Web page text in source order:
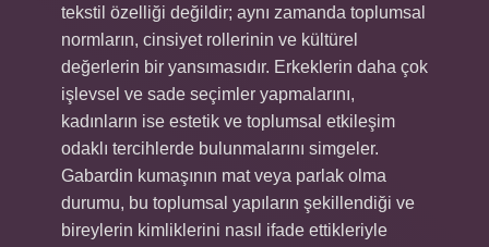
tekstil özelliği değildir; aynı zamanda toplumsal
normların, cinsiyet rollerinin ve kültürel
değerlerin bir yansımasıdır. Erkeklerin daha çok
işlevsel ve sade seçimler yapmalarını,
kadınların ise estetik ve toplumsal etkileşim
odaklı tercihlerde bulunmalarını simgeler.
Gabardin kumaşının mat veya parlak olma
durumu, bu toplumsal yapıların şekillendiği ve
bireylerin kimliklerini nasıl ifade ettikleriyle